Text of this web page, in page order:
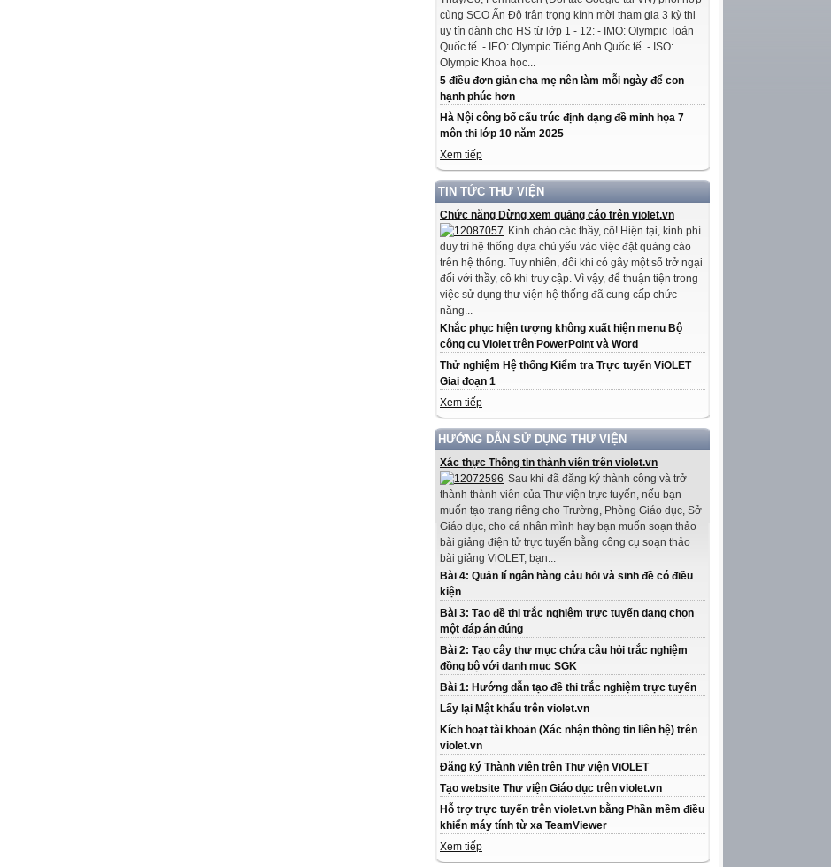
cùng SCO Ấn Độ trân trọng kính mời tham gia 3 kỳ thi
uy tín dành cho HS từ lớp 1 - 12: - IMO: Olympic Toán
Quốc tế. - IEO: Olympic Tiếng Anh Quốc tế. - ISO:
Olympic Khoa học...
5 điều đơn giản cha mẹ nên làm mỗi ngày để con
hạnh phúc hơn
Hà Nội công bố cấu trúc định dạng đề minh họa 7
môn thi lớp 10 năm 2025
Xem tiếp
TIN TỨC THƯ VIỆN
Chức năng Dừng xem quảng cáo trên violet.vn
Kính chào các thầy, cô! Hiện tại, kinh phí
duy trì hệ thống dựa chủ yếu vào việc đặt quảng cáo
trên hệ thống. Tuy nhiên, đôi khi có gây một số trở ngại
đối với thầy, cô khi truy cập. Vì vậy, để thuận tiện trong
việc sử dụng thư viện hệ thống đã cung cấp chức
năng...
Khắc phục hiện tượng không xuất hiện menu Bộ
công cụ Violet trên PowerPoint và Word
Thử nghiệm Hệ thống Kiểm tra Trực tuyến ViOLET
Giai đoạn 1
Xem tiếp
HƯỚNG DẪN SỬ DỤNG THƯ VIỆN
Xác thực Thông tin thành viên trên violet.vn
Sau khi đã đăng ký thành công và trở
thành thành viên của Thư viện trực tuyến, nếu bạn
muốn tạo trang riêng cho Trường, Phòng Giáo dục, Sở
Giáo dục, cho cá nhân mình hay bạn muốn soạn thảo
bài giảng điện tử trực tuyến bằng công cụ soạn thảo
bài giảng ViOLET, bạn...
Bài 4: Quản lí ngân hàng câu hỏi và sinh đề có điều
kiện
Bài 3: Tạo đề thi trắc nghiệm trực tuyến dạng chọn
một đáp án đúng
Bài 2: Tạo cây thư mục chứa câu hỏi trắc nghiệm
đồng bộ với danh mục SGK
Bài 1: Hướng dẫn tạo đề thi trắc nghiệm trực tuyến
Lấy lại Mật khẩu trên violet.vn
Kích hoạt tài khoản (Xác nhận thông tin liên hệ) trên
violet.vn
Đăng ký Thành viên trên Thư viện ViOLET
Tạo website Thư viện Giáo dục trên violet.vn
Hỗ trợ trực tuyến trên violet.vn bằng Phần mềm điều
khiển máy tính từ xa TeamViewer
Xem tiếp